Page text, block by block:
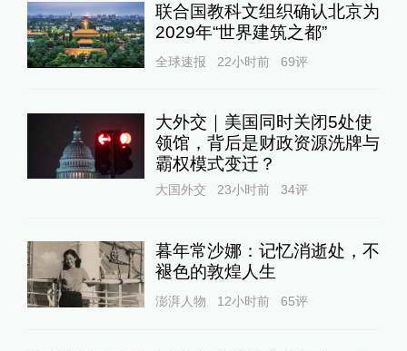
联合国教科文组织确认北京为
2029年“世界建筑之都”
全球速报 22小时前 69评
大外交｜美国同时关闭5处使
领馆，背后是财政资源洗牌与
霸权模式变迁？
大国外交 23小时前 34评
暮年常沙娜：记忆消逝处，不
褪色的敦煌人生
澎湃人物 12小时前 65评